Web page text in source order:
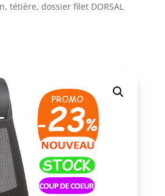
tétière, dossier filet DORSAL